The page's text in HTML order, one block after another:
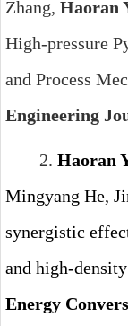
Zhang, Haoran
High-pressure
and Process
Engineering
2. Haoran
Mingyang He,
synergistic
and high-
Energy